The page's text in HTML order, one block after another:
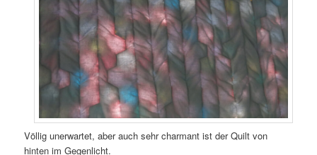
Völlig unerwartet, aber auch sehr charmant ist der Quilt von
hinten im Gegenlicht.